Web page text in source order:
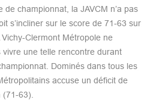
championnat, la JAVCM n’a pas
s’incliner sur le score de 71-63 sur
Clermont Métropole ne
une telle rencontre durant
Dominés dans tous les
accuse un déficit de
63).